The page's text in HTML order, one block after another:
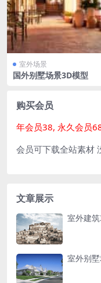
室外场景
国外别墅场景3D模型
购买会员
年会员38, 永久会员
会员可下载全站素材
文章展示
室外建筑
室外别墅